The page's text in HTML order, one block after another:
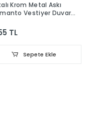
Krom Metal Askı
Vestiyer Duvar
TL
Sepete Ekle